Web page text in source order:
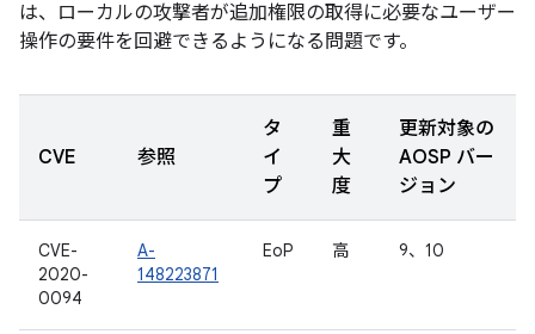
は、ローカルの攻撃者が追加権限の取得に必要なユーザー
操作の要件を回避できるようになる問題です。
CVE 参照
タ
イ
プ
重
大
度
更新対象の
AOSP バー
ジョン
CVE-
2020-
0094
A-
148223871
EoP 高 9、10